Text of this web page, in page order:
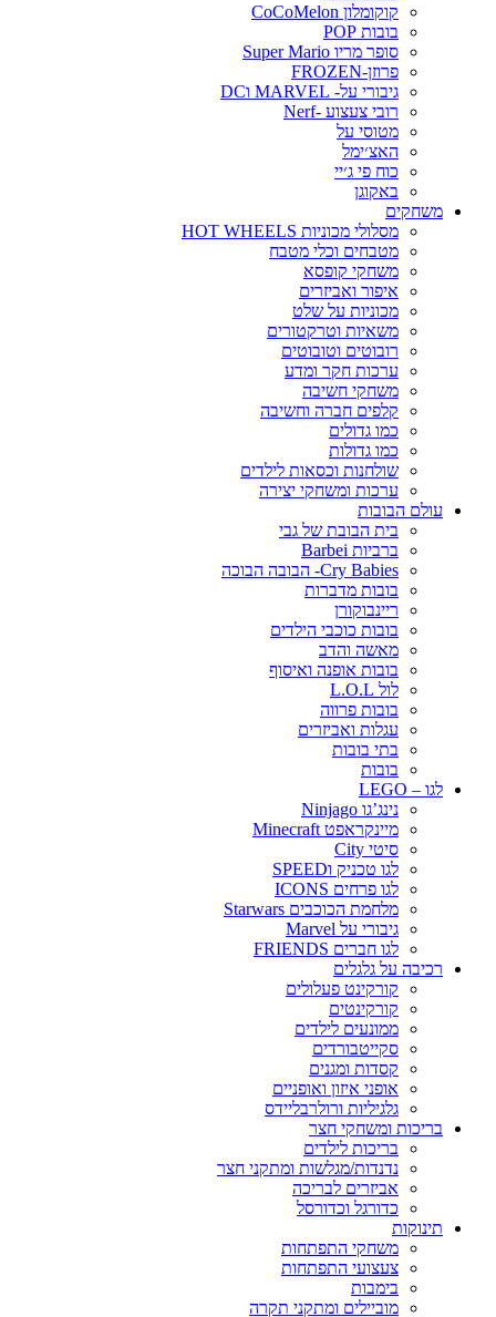
קוקומלון CoCoMelon
בובות POP
סופר מריו Super Mario
פרוזן-FROZEN
גיבורי על- MARVEL וDC
רובי צעצוע -Nerf
מטוסי על
האצ׳ימל
כוח פי ג׳יי
באקוגן
משחקים
מסלולי מכוניות HOT WHEELS
מטבחים וכלי מטבח
משחקי קופסא
איפור ואביזרים
מכוניות על שלט
משאיות וטרקטורים
רובוטים וטובוטים
ערכות חקר ומדע
משחקי חשיבה
קלפים חברה וחשיבה
כמו גדולים
כמו גדולות
שולחנות וכסאות לילדים
ערכות ומשחקי יצירה
עולם הבובות
בית הבובת של גבי
ברביות Barbei
Cry Babies- הבובה הבוכה
בובות מדברות
ריינבוקורן
בובות כוכבי הילדים
מאשה והדב
בובות אופנה ואיסוף
לול L.O.L
בובות פרווה
עגלות ואביזרים
בתי בובות
בובות
לגו – LEGO
נינג’גו Ninjago
מיינקראפט Minecraft
סיטי City
לגו טכניק וSPEED
לגו פרחים ICONS
מלחמת הכוכבים Starwars
גיבורי על Marvel
לגו חברים FRIENDS
רכיבה על גלגלים
קורקינט פעלולים
קורקינטים
ממונעים לילדים
סקייטבורדים
קסדות ומגנים
אופני איזון ואופניים
גלגיליות ורולרבליידס
בריכות ומשחקי חצר
בריכות לילדים
נדנדות/מגלשות ומתקני חצר
אביזרים לבריכה
כדורגל וכדורסל
תינוקות
משחקי התפתחות
צעצועי התפתחות
בימבות
מוביילים ומתקני תקרה